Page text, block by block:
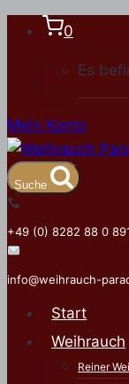
Zum
springen
0
Es
Mein Konto
Suche
+49 (0) 8282 88 0
info@weihrauch-
Start
Weihrauch
Reiner